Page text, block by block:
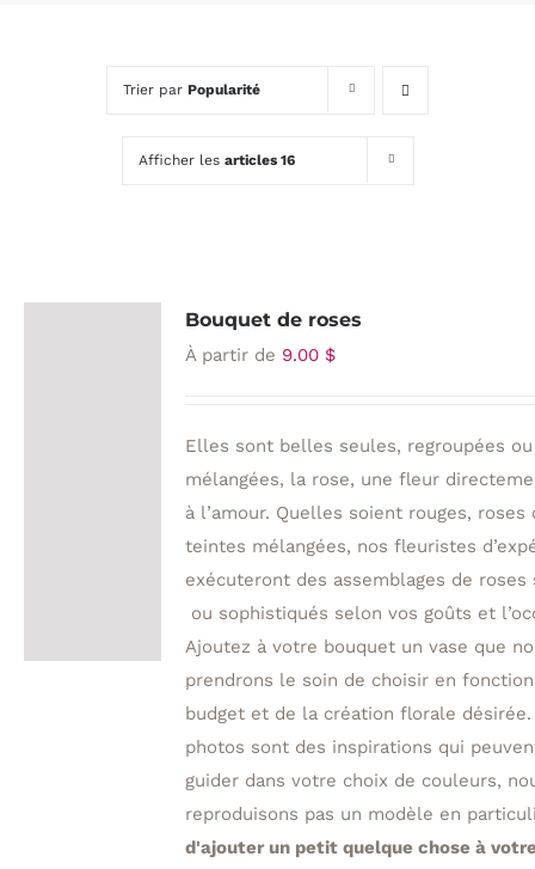
Trier par Popularité
Afficher les articles 16
Bouquet de roses
À partir de 9.00 $
Elles sont belles seules, regroupées ou
mélangées, la rose, une fleur
à l’amour. Quelles soient rouges, roses
teintes mélangées, nos fleuristes
exécuteront des assemblages de roses
ou sophistiqués selon vos goûts et
Ajoutez à votre bouquet un vase que
prendrons le soin de choisir en
budget et de la création florale désirée.
photos sont des inspirations qui
guider dans votre choix de couleurs,
reproduisons pas un modèle en
d'ajouter un petit quelque chose à